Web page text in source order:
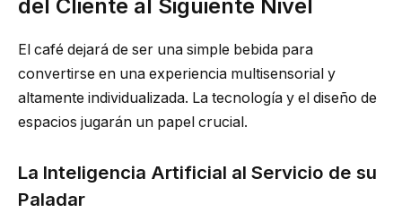
del Cliente al Siguiente Nivel
El café dejará de ser una simple bebida para
convertirse en una experiencia multisensorial y
altamente individualizada. La tecnología y el diseño de
espacios jugarán un papel crucial.
La Inteligencia Artificial al Servicio de su
Paladar